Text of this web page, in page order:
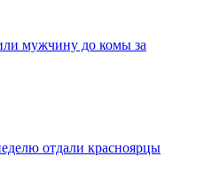
мужчину до комы за
отдали красноярцы